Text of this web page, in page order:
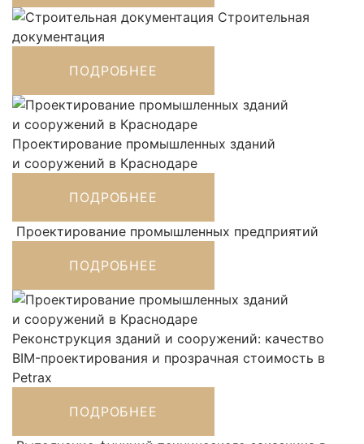
Строительная
документация
ПОДРОБНЕЕ
Проектирование промышленных зданий
и сооружений в Краснодаре
ПОДРОБНЕЕ
Проектирование промышленных предприятий
ПОДРОБНЕЕ
Реконструкция зданий и сооружений: качество
BIM-проектирования и прозрачная стоимость в
Petrax
ПОДРОБНЕЕ